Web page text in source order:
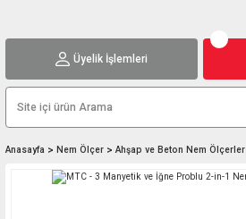
Üyelik İşlemleri
Anasayfa Nem Ölçer Ahşap ve Beton Nem Ölçerler